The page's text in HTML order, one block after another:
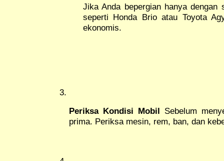
Jika Anda bepergian hanya
seperti Honda Brio atau Toyota
ekonomis.
Periksa Kondisi Mobil Sebelum
prima. Periksa mesin, rem, ban, dan